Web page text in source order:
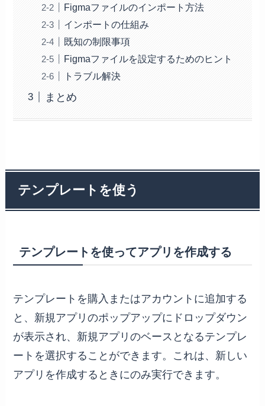
Figmaファイルのインポート方法
インポートの仕組み
既知の制限事項
Figmaファイルを設定するためのヒント
トラブル解決
まとめ
テンプレートを使う
テンプレートを使ってアプリを作成する
テンプレートを購入またはアカウントに追加する
と、新規アプリのポップアップにドロップダウン
が表示され、新規アプリのベースとなるテンプレ
ートを選択することができます。これは、新しい
アプリを作成するときにのみ実行できます。